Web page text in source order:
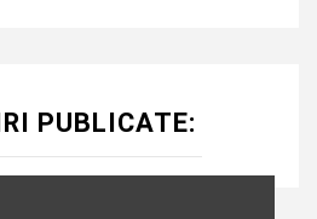
PUBLICATE: